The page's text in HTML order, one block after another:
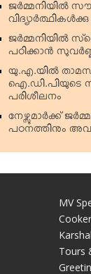
ജര്‍മ്മനിയില്‍
ജര്‍മ്മനിയില്‍
പഠിക്കാന്‍
യു.എ.യില്‍
പരിശീലനം
നേഴ്സുമാര്‍ക്ക്
പഠനത്തിനും
MV
Tours